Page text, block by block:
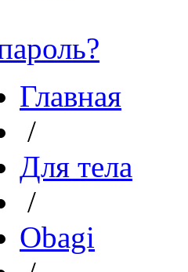
Главная
/
Для тела
/
Obagi